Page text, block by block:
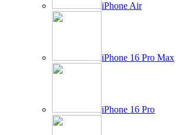
iPhone Air
iPhone 16 Pro Max
iPhone 16 Pro